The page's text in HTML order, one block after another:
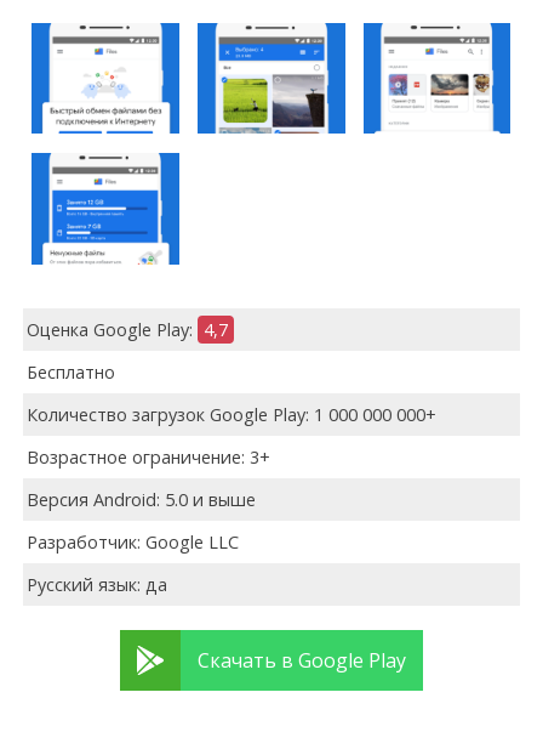
Оценка Google Play: 4,7
Бесплатно
Количество загрузок Google Play: 1 000 000 000+
Возрастное ограничение: 3+
Версия Android: 5.0 и выше
Разработчик: Google LLC
Русский язык: да
Скачать в Google Play